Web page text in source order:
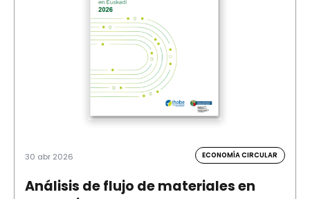
30 abr 2026 ECONOMÍA CIRCULAR
Análisis de flujo de materiales en